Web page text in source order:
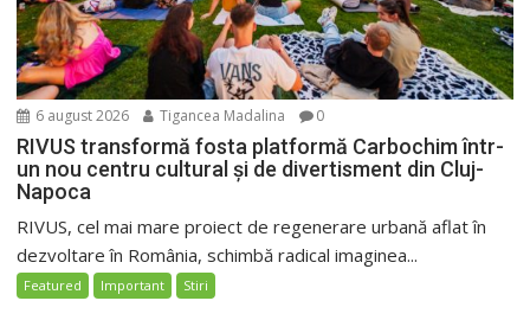
6 august 2026 Tigancea Madalina 0
RIVUS transformă fosta platformă Carbochim într-
un nou centru cultural și de divertisment din Cluj-
Napoca
RIVUS, cel mai mare proiect de regenerare urbană aflat în
dezvoltare în România, schimbă radical imaginea...
Featured Important Stiri